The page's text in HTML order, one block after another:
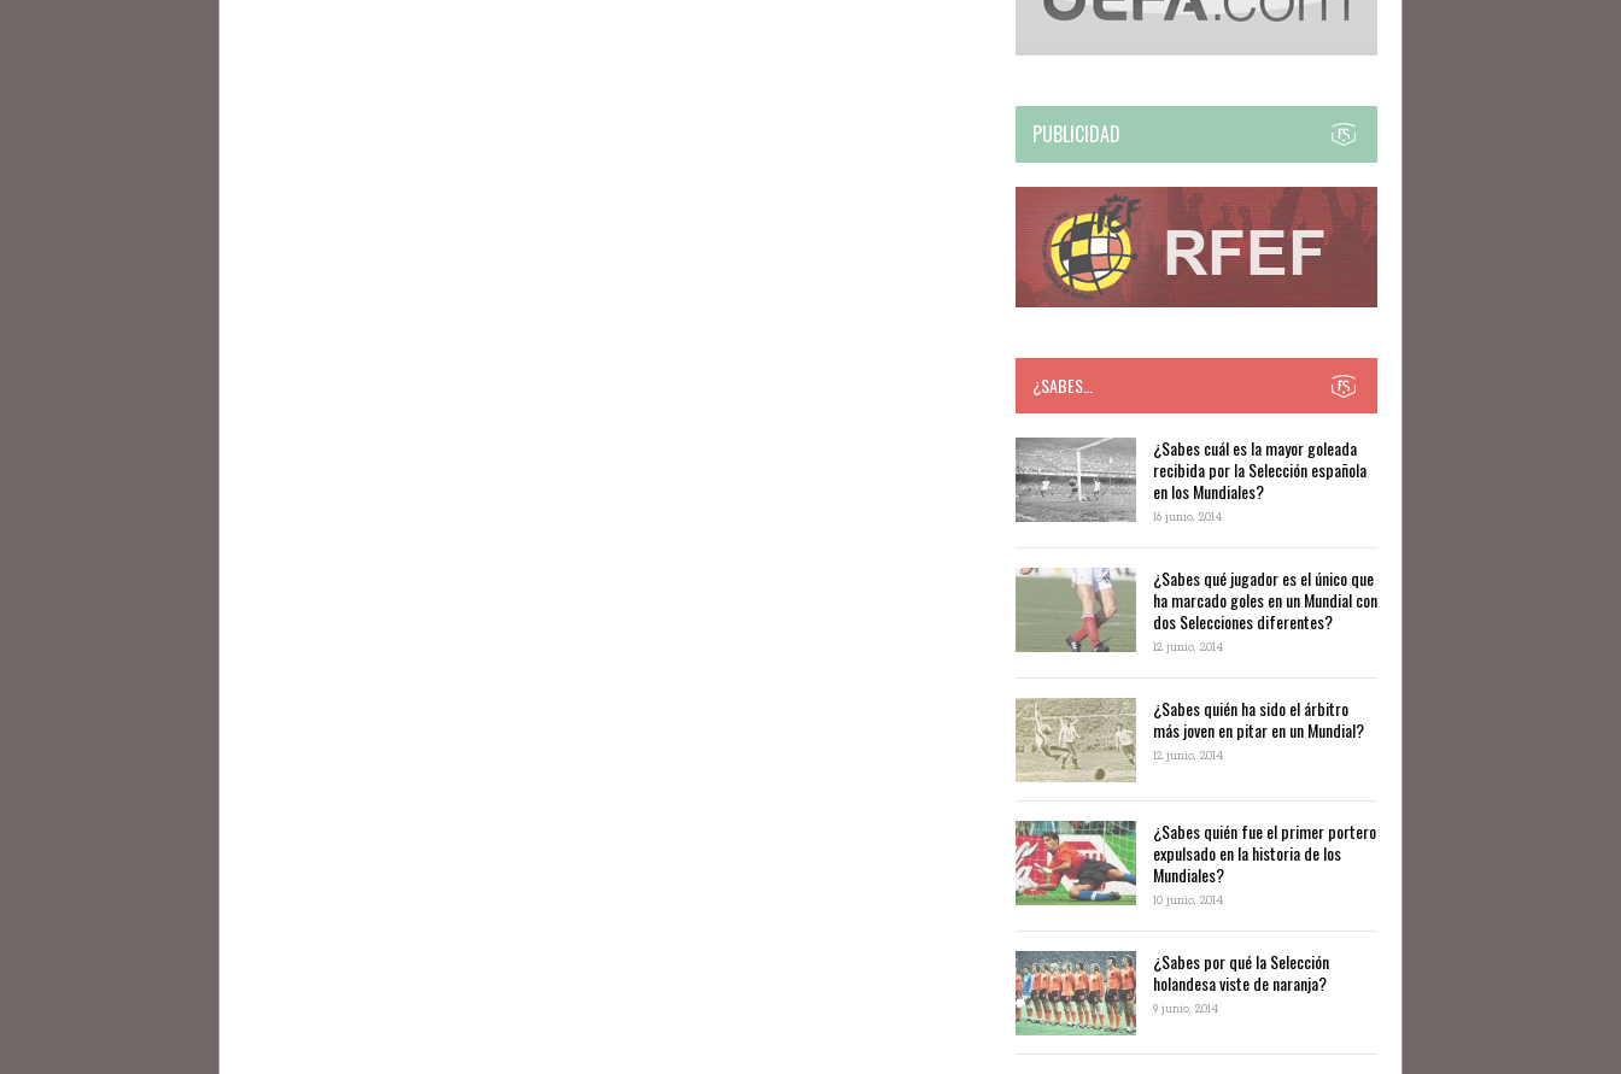
PUBLICIDAD
¿SABES…
​​¿Sabes cuál es la mayor goleada
recibida por la Selección española
en los Mundiales?
16 junio, 2014
¿Sabes qué jugador es el único que
ha marcado goles en un Mundial con
dos Selecciones diferentes?
12 junio, 2014
¿Sabes quién ha sido el árbitro
más joven en pitar en un Mundial?
12 junio, 2014
¿Sabes quién fue el primer portero
expulsado en la historia de los
Mundiales?
10 junio, 2014
​¿Sabes por qué la Selección
holandesa viste de naranja?
9 junio, 2014